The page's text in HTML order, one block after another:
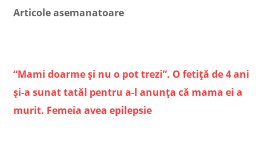
Articole asemanatoare
“Mami doarme şi nu o pot trezi”. O fetiţă de 4 ani
şi-a sunat tatăl pentru a-l anunţa că mama ei a
murit. Femeia avea epilepsie